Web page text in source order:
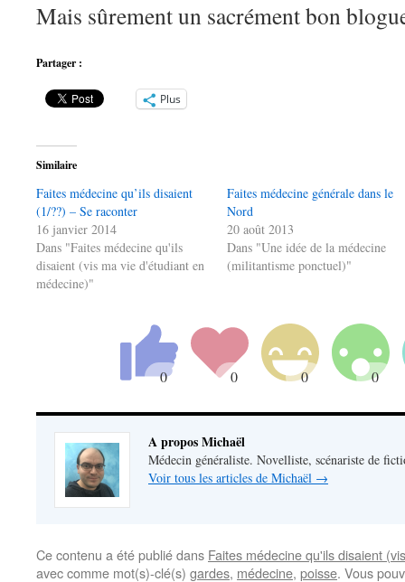
Mais sûrement un sacrément bon
Partager :
Plus
Similaire
Faites médecine qu’ils disaient
(1/??) – Se raconter
16 janvier 2014
Dans "Faites médecine qu'ils
disaient (vis ma vie d'étudiant en
médecine)"
Faites médecine générale dans le
Nord
20 août 2013
Dans "Une idée de la médecine
(militantisme ponctuel)"
A propos Michaël
Médecin généraliste. Novelliste, scénariste de
Voir tous les articles de Michaël →
Ce contenu a été publié dans Faites médecine qu'ils disaient
avec comme mot(s)-clé(s) gardes, médecine, poisse. Vous